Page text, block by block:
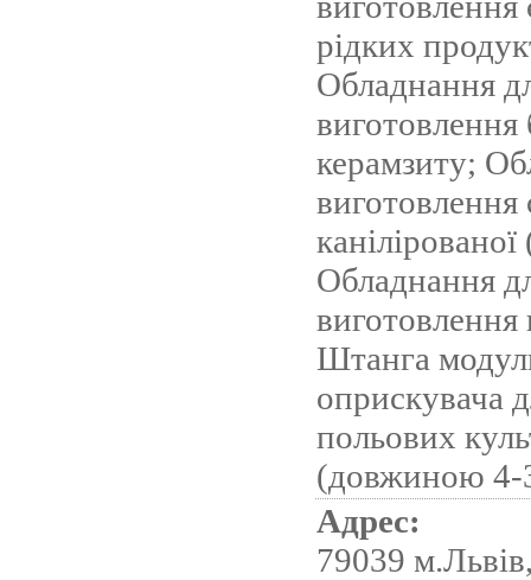
рідких
Обладнання
виготовлення
керамзиту;
виготовлення
Обладнання
виготовлення
Штанга
оприскувача
польових
(довжиною 4-
Адрес:
79039